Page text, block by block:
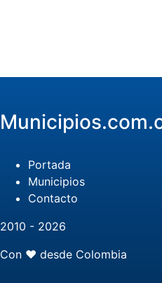
Portada
Municipios
Contacto
2010 - 2026
Con ❤️ desde Colombia